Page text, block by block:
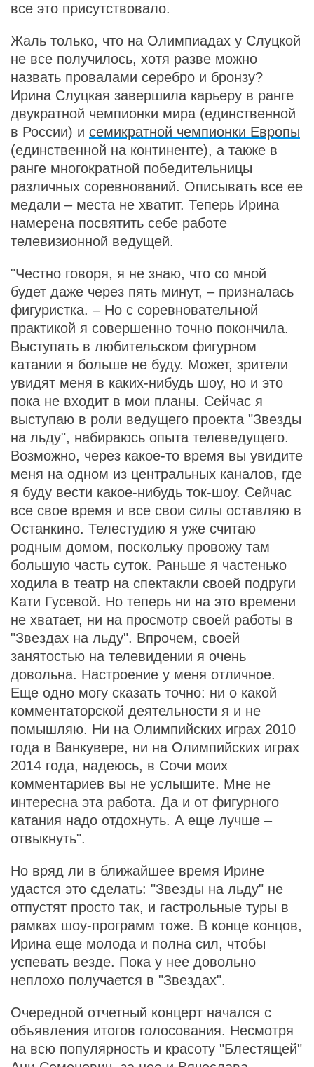
все это присутствовало.
Жаль только, что на Олимпиадах у Слуцкой
не все получилось, хотя разве можно
назвать провалами серебро и бронзу?
Ирина Слуцкая завершила карьеру в ранге
двукратной чемпионки мира (единственной
в России) и семикратной чемпионки Европы
(единственной на континенте), а также в
ранге многократной победительницы
различных соревнований. Описывать все ее
медали – места не хватит. Теперь Ирина
намерена посвятить себе работе
телевизионной ведущей.
"Честно говоря, я не знаю, что со мной
будет даже через пять минут, – призналась
фигуристка. – Но с соревновательной
практикой я совершенно точно покончила.
Выступать в любительском фигурном
катании я больше не буду. Может, зрители
увидят меня в каких-нибудь шоу, но и это
пока не входит в мои планы. Сейчас я
выступаю в роли ведущего проекта "Звезды
на льду", набираюсь опыта телеведущего.
Возможно, через какое-то время вы увидите
меня на одном из центральных каналов, где
я буду вести какое-нибудь ток-шоу. Сейчас
все свое время и все свои силы оставляю в
Останкино. Телестудию я уже считаю
родным домом, поскольку провожу там
большую часть суток. Раньше я частенько
ходила в театр на спектакли своей подруги
Кати Гусевой. Но теперь ни на это времени
не хватает, ни на просмотр своей работы в
"Звездах на льду". Впрочем, своей
занятостью на телевидении я очень
довольна. Настроение у меня отличное.
Еще одно могу сказать точно: ни о какой
комментаторской деятельности я и не
помышляю. Ни на Олимпийских играх 2010
года в Ванкувере, ни на Олимпийских играх
2014 года, надеюсь, в Сочи моих
комментариев вы не услышите. Мне не
интересна эта работа. Да и от фигурного
катания надо отдохнуть. А еще лучше –
отвыкнуть".
Но вряд ли в ближайшее время Ирине
удастся это сделать: "Звезды на льду" не
отпустят просто так, и гастрольные туры в
рамках шоу-программ тоже. В конце концов,
Ирина еще молода и полна сил, чтобы
успевать везде. Пока у нее довольно
неплохо получается в "Звездах".
Очередной отчетный концерт начался с
объявления итогов голосования. Несмотря
на всю популярность и красоту "Блестящей"